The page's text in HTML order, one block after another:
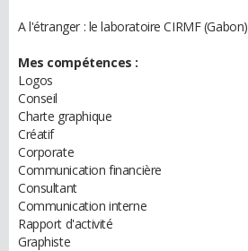
A l'étranger : le laboratoire CIRMF (Gabon)
Mes compétences :
Logos
Conseil
Charte graphique
Créatif
Corporate
Communication financière
Consultant
Communication interne
Rapport d'activité
Graphiste